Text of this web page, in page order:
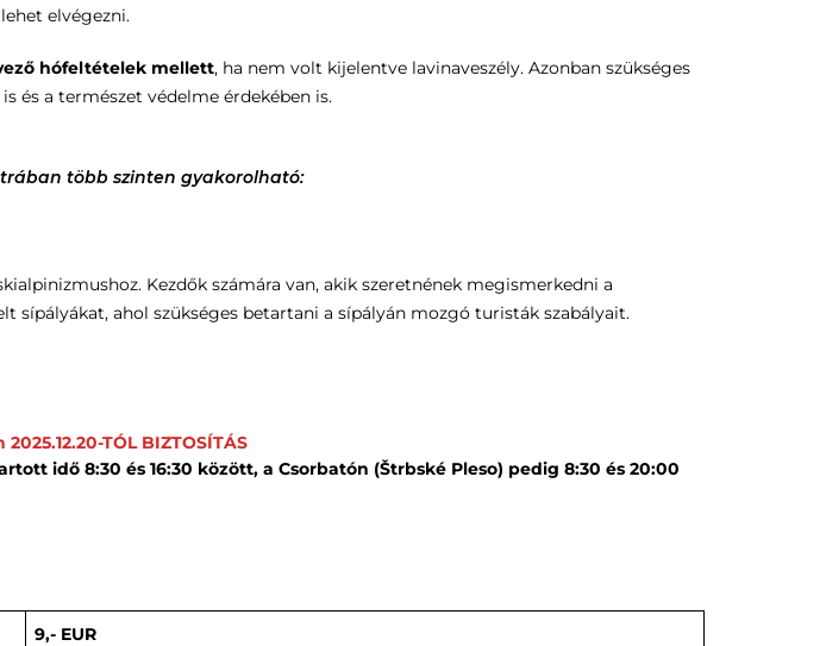
elvégezni.
hófeltételek mellett, ha nem volt kijelentve lavinaveszély. Azonban szükséges
és a természet védelme érdekében is.
több szinten gyakorolható:
Kezdők számára van, akik szeretnének megismerkedni a
sípályákat, ahol szükséges betartani a sípályán mozgó turisták szabályait.
TÓL BIZTOSÍTÁS
idő 8:30 és 16:30 között, a Csorbatón (Štrbské Pleso) pedig 8:30 és 20:00
9,- EUR